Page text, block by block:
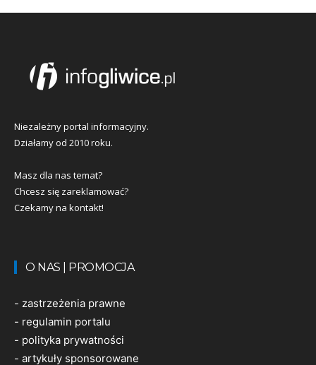
Niezależny portal informacyjny.
Działamy od 2010 roku.
Masz dla nas temat?
Chcesz się zareklamować?
Czekamy na kontakt!
O NAS | PROMOCJA
- zastrzeżenia prawne
- regulamin portalu
- polityka prywatności
- artykuły sponsorowane